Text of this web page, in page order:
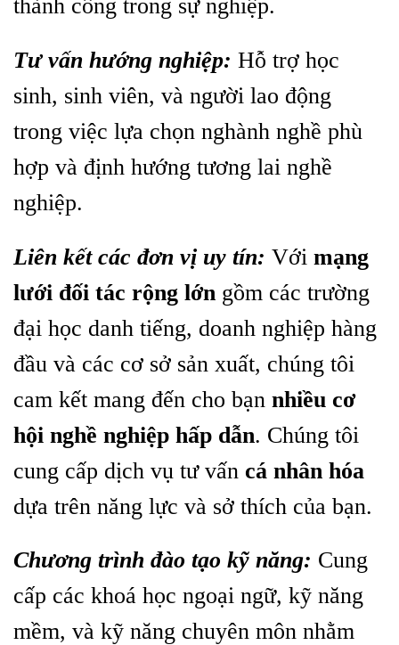
thành công trong sự nghiệp.
Tư vấn hướng nghiệp: Hỗ trợ học
sinh, sinh viên, và người lao động
trong việc lựa chọn nghành nghề phù
hợp và định hướng tương lai nghề
nghiệp.
Liên kết các đơn vị uy tín: Với mạng
lưới đối tác rộng lớn gồm các trường
đại học danh tiếng, doanh nghiệp hàng
đầu và các cơ sở sản xuất, chúng tôi
cam kết mang đến cho bạn nhiều cơ
hội nghề nghiệp hấp dẫn. Chúng tôi
cung cấp dịch vụ tư vấn cá nhân hóa
dựa trên năng lực và sở thích của bạn.
Chương trình đào tạo kỹ năng: Cung
cấp các khoá học ngoại ngữ, kỹ năng
mềm, và kỹ năng chuyên môn nhằm